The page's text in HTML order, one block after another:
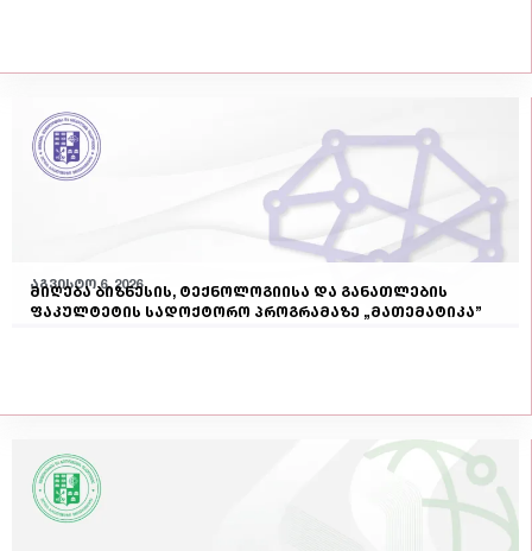
აგვისტო 6, 2026
მიღება ბიზნესის, ტექნოლოგიისა და განათლების
ფაკულტეტის სადოქტორო პროგრამაზე „მათემატიკა”